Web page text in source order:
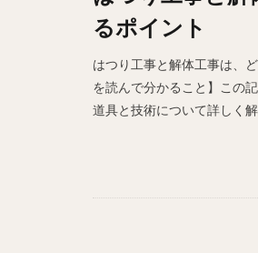
るポイント
はつり工事と解体工事は、
を読んで分かること】この
道具と技術について詳しく